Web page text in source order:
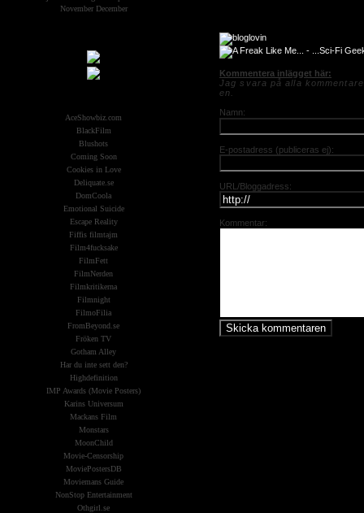
Kommentera inlägget här:
Jag svara på alla
en.
Namn:
E-postadress (publiceras ej):
URL/Bloggadress:
Kommentar:
November December
AceShowbiz.com
BlackFilm
Blushots
Coming Soon
Cookies in Love
Deliquate.se
DomCoola
Emotional Suicide
Escape Reality
Fiffis filmtajm
Film4fucksake
FilmFett
FilmNerden
Filmkritikerna
Filmnight
FilmoFilia
FromBeyond.se
Fröken TV
Gotham Alley
Har du inte sett den?
Highdefinition
IMP Awards (Movie Posters)
Karins Universum
Mackans Film
Monstars
MoonChild
Movie-Censorship
MoviePostersDB
Moviemans Guide
NonStop Entertainment
Othgirl.se